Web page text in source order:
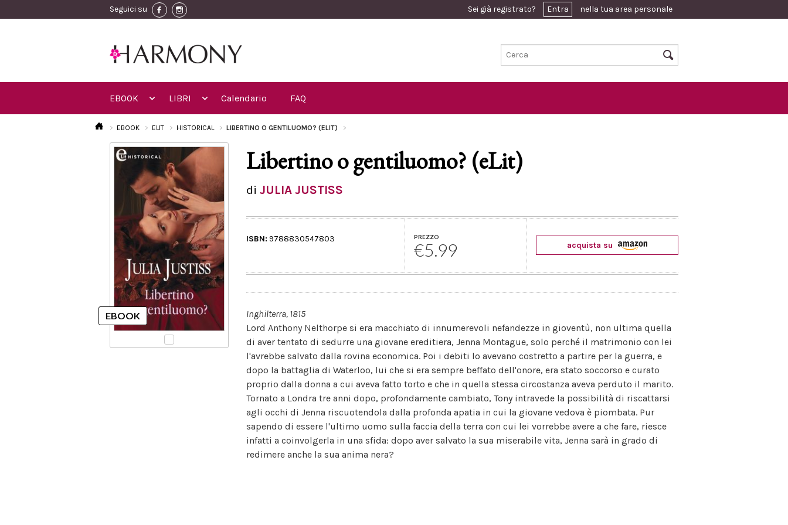
Seguici su Sei già registrato? Entra nella tua area personale
EBOOK LIBRI Calendario FAQ
EBOOK ELIT HISTORICAL LIBERTINO O GENTILUOMO? (ELIT)
Libertino o gentiluomo? (eLit)
di JULIA JUSTISS
ISBN: 9788830547803 PREZZO
€5.99 acquista su
Inghilterra, 1815
Lord Anthony Nelthorpe si era macchiato di innumerevoli nefandezze in gioventù, non ultima quella
di aver tentato di sedurre una giovane ereditiera, Jenna Montague, solo perché il matrimonio con lei
l'avrebbe salvato dalla rovina economica. Poi i debiti lo avevano costretto a partire per la guerra, e
dopo la battaglia di Waterloo, lui che si era sempre beffato dell'onore, era stato soccorso e curato
proprio dalla donna a cui aveva fatto torto e che in quella stessa circostanza aveva perduto il marito.
Tornato a Londra tre anni dopo, profondamente cambiato, Tony intravede la possibilità di riscattarsi
agli occhi di Jenna riscuotendola dalla profonda apatia in cui la giovane vedova è piombata. Pur
sapendo di essere l'ultimo uomo sulla faccia della terra con cui lei vorrebbe avere a che fare, riesce
infatti a coinvolgerla in una sfida: dopo aver salvato la sua miserabile vita, Jenna sarà in grado di
redimere anche la sua anima nera?